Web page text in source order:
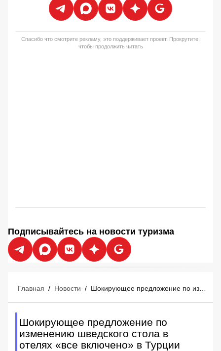
Спасибо что смотрите рекламу, это поддерживает проект. Прокрутите,
чтобы продолжить читать
Подписывайтесь на новости туризма
Главная / Новости /
Шокирующее предложение по
изменению шведского стола в
отелях «все включено» в Турции